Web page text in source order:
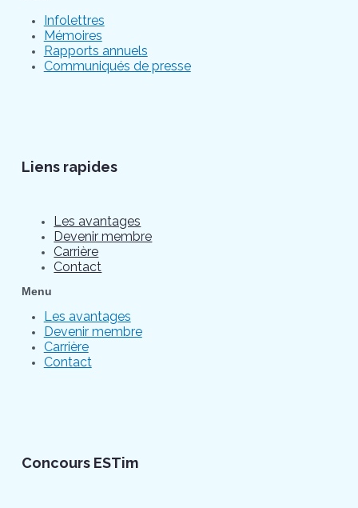
Infolettres
Mémoires
Rapports annuels
Communiqués de presse
Liens rapides
Les avantages
Devenir membre
Carrière
Contact
Menu
Les avantages
Devenir membre
Carrière
Contact
Concours ESTim